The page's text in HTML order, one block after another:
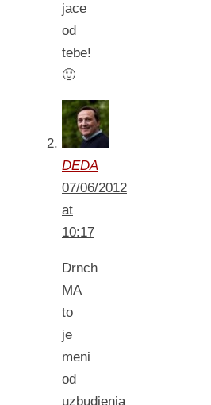
jace
od
tebe!
🙂
DEDA
07/06/2012
at
10:17
Drnch
MA
to
je
meni
od
uzbudjenja